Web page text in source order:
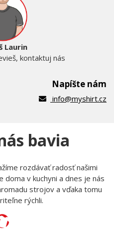
Laurin
kontaktuj nás
Napíšte nám
info@myshirt.cz
bavia
rozdávať radosť našimi
doma v kuchyni a dnes je nás
strojov a vďaka tomu
rýchli.